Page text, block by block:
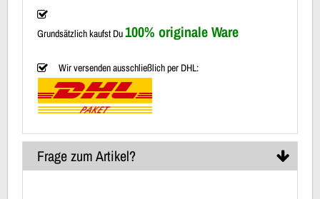
Grundsätzlich kaufst Du100% originale Ware
Wir versenden ausschließlich per DHL:
Frage zum Artikel?